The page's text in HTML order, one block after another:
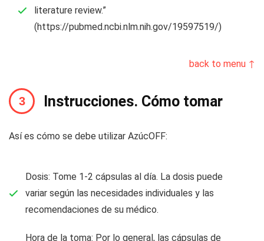
literature review.”
(https://pubmed.ncbi.nlm.nih.gov/19597519/)
back to menu ↑
Instrucciones. Cómo tomar
Así es cómo se debe utilizar AzúcOFF:
Dosis: Tome 1-2 cápsulas al día. La dosis puede
variar según las necesidades individuales y las
recomendaciones de su médico.
Hora de la toma: Por lo general, las cápsulas de